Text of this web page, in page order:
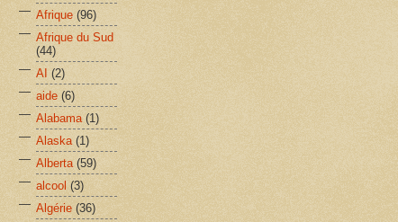
Afrique (96)
Afrique du Sud
(44)
AI (2)
aide (6)
Alabama (1)
Alaska (1)
Alberta (59)
alcool (3)
Algérie (36)